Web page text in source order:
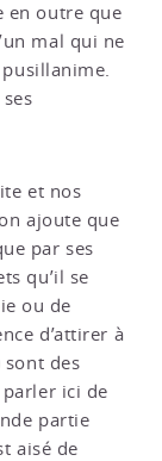
en outre que
mal qui ne
et nos
ajoute que
par ses
qu’il se
ou de
d’attirer à
sont des
ici de
partie
aisé de